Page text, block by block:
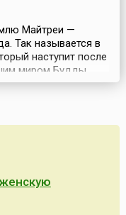
Майтреи —
Так называется в
наступит после
миром Будды
молебен
Основным